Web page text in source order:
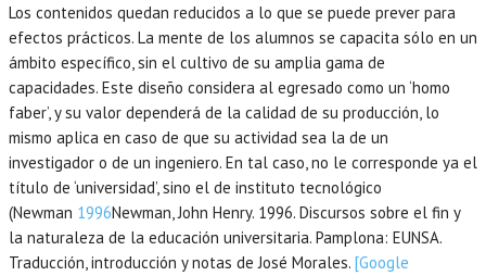
Los contenidos quedan reducidos a lo que se puede prever para
efectos prácticos. La mente de los alumnos se capacita sólo en un
ámbito específico, sin el cultivo de su amplia gama de
capacidades. Este diseño considera al egresado como un ‘homo
faber’, y su valor dependerá de la calidad de su producción, lo
mismo aplica en caso de que su actividad sea la de un
investigador o de un ingeniero. En tal caso, no le corresponde ya el
título de ‘universidad’, sino el de instituto tecnológico
(Newman 1996Newman,John Henry. 1996. Discursos sobre el fin y
la naturaleza de la educación universitaria. Pamplona: EUNSA.
Traducción, introducción y notas de José Morales. [Google